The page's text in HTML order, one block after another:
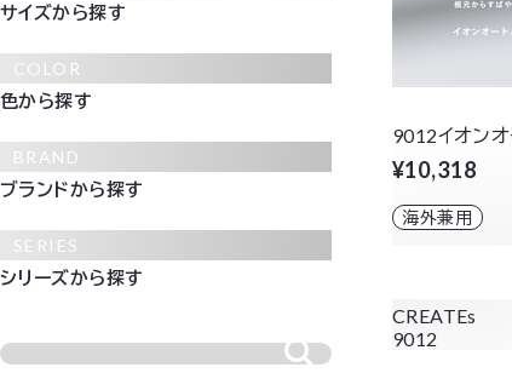
サイズから探す
COLOR
色から探す
BRAND
ブランドから探す
SERIES
シリーズから探す
9012イオン
¥10,318
海外兼用
CREATEs
9012